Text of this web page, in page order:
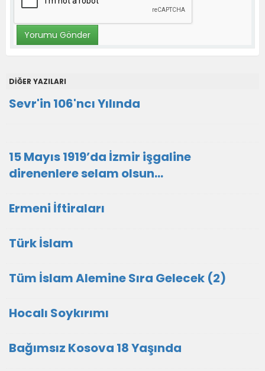
DİĞER YAZILARI
Sevr'in 106'ncı Yılında
15 Mayıs 1919’da İzmir işgaline
direnenlere selam olsun...
Ermeni İftiraları
Türk İslam
Tüm İslam Alemine Sıra Gelecek (2)
Hocalı Soykırımı
Bağımsız Kosova 18 Yaşında